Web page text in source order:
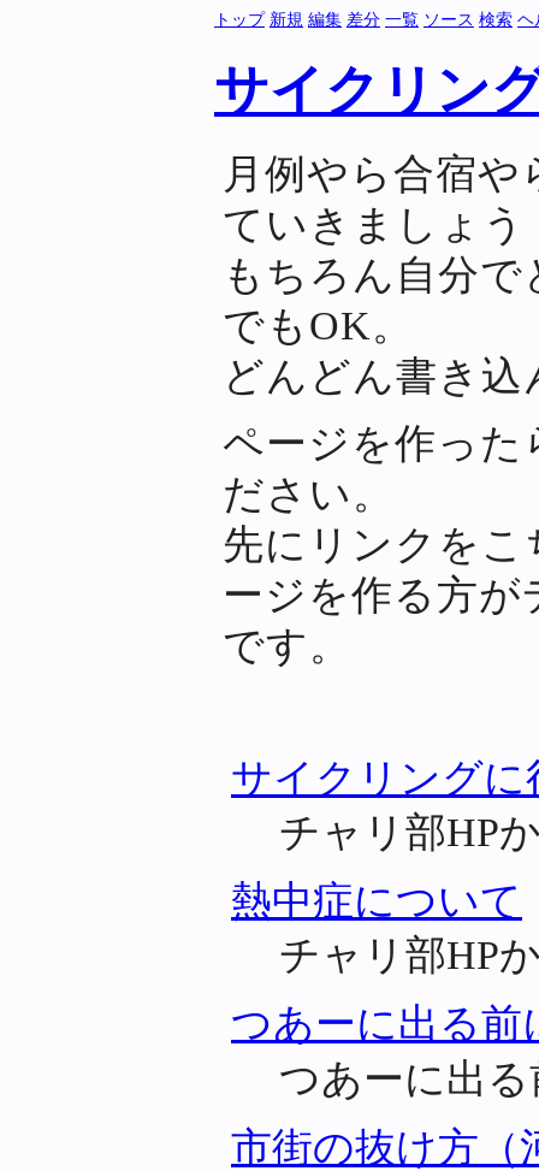
トップ 新規 編集 差分 一覧 ソース 検索 ヘ
サイクリン
月例やら合宿
ていきましょう
もちろん自分
でもOK。
どんどん書き
ページを作っ
ださい。
先にリンクを
ージを作る方
です。
サイクリングに
チャリ部HP
熱中症について
チャリ部HP
つあーに出る前
つあーに出
市街の抜け方